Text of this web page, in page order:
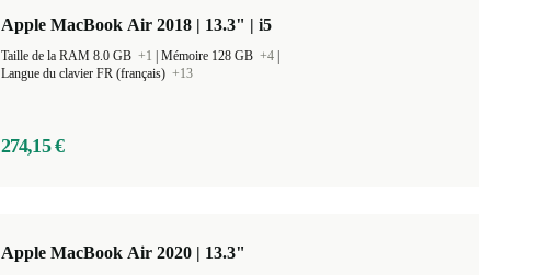
Apple MacBook Air 2018 | 13.3" | i5
Taille de la RAM 8.0 GB +1 Mémoire 128 GB +4
Langue du clavier FR (français) +13
274,15 €
Apple MacBook Air 2020 | 13.3"